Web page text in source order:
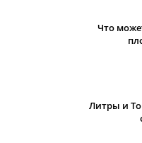
Что
Литры и